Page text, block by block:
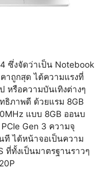
ซึ่งจัดว่าเป็น Notebook
าถูกสุด ได้ความแรงที่
หรือความบันเทิงต่างๆ
ธิภาพดี ด้วยแรม 8GB
แบบ 8GB ออนบ
Gen 3 ความจุ
ที ได้หน้าจอเป็นความ
ที่ทั้งเป็นมาตรฐานราวๆ